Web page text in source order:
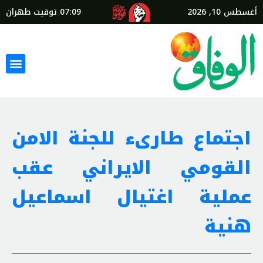
أغسطس 10, 2026 07:09 توقيت طهران
اجتماع طارىء للجنة الامن
القومي الايراني عقب
عملية اغتيال اسماعيل
هنية